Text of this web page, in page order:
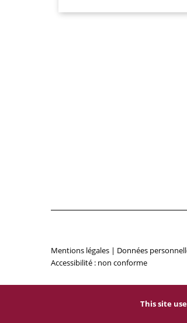
Mentions légales | Données
Accessibilité : non conforme
This site